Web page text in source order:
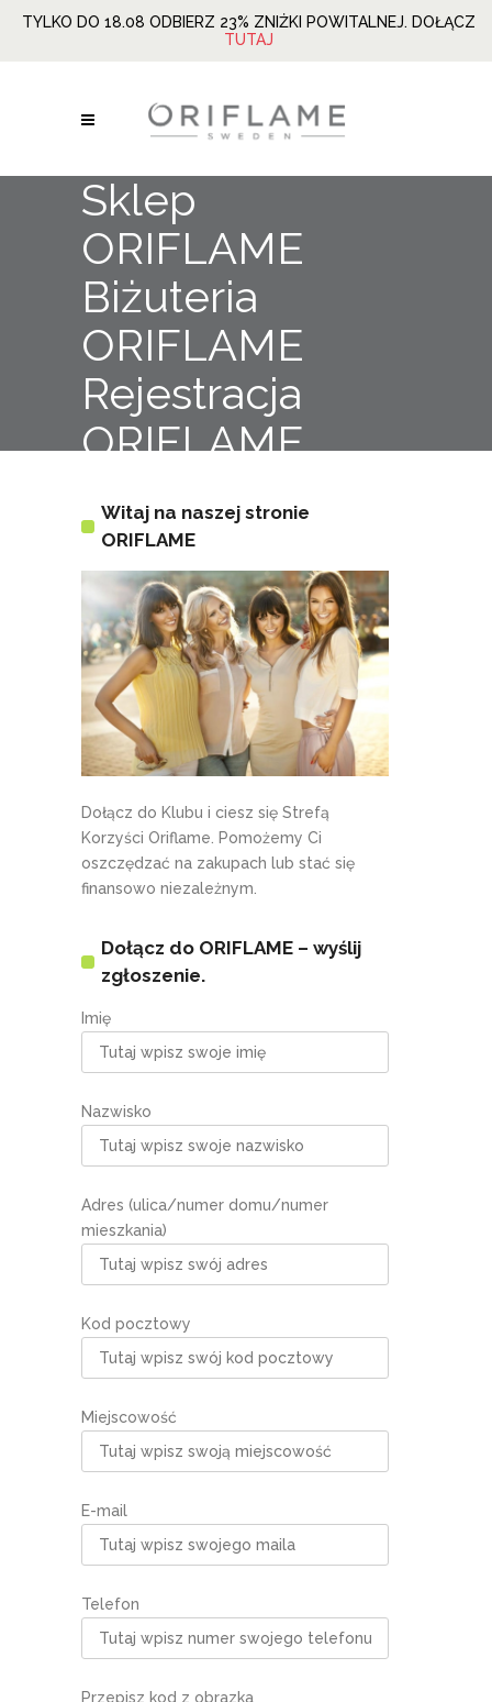
TYLKO DO 18.08 ODBIERZ 23% ZNIŻKI POWITALNEJ. DOŁĄCZ
TUTAJ
Sklep
ORIFLAME
Biżuteria
ORIFLAME
Rejestracja
ORIFLAME
Witaj na naszej stronie
ORIFLAME
Dołącz do Klubu i ciesz się Strefą
Korzyści Oriflame. Pomożemy Ci
oszczędzać na zakupach lub stać się
finansowo niezależnym.
Dołącz do ORIFLAME – wyślij
zgłoszenie.
Imię
Nazwisko
Adres (ulica/numer domu/numer
mieszkania)
Kod pocztowy
Miejscowość
E-mail
Telefon
Przepisz kod z obrazka